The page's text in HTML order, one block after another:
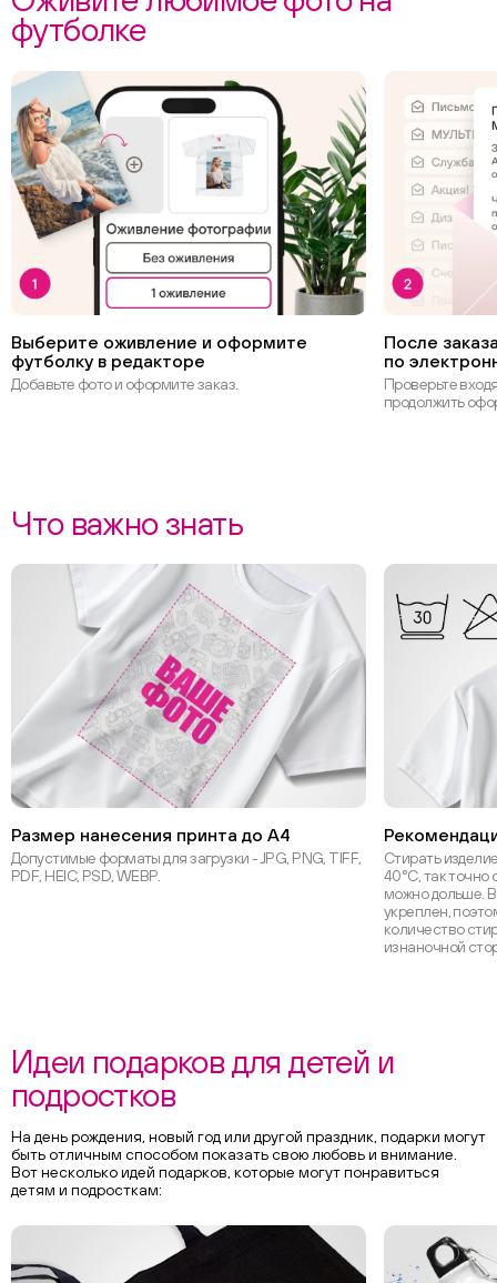
футболке
Выберите оживление и оформите
футболку в редакторе
Добавьте фото и оформите заказ.
После
по
Проверьте
продолжить
Что важно знать
Размер нанесения принта до А4
Допустимые форматы для загрузки - JPG, PNG, TIFF,
PDF, HEIC, PSD, WEBP.
Стирать
40°С, так точно
можно дольше.
укреплен,
количество
изнаночной
Идеи подарков для детей и
подростков
На день рождения, новый год или другой праздник, подарки могут
быть отличным способом показать свою любовь и внимание.
Вот несколько идей подарков, которые могут понравиться
детям и подросткам: